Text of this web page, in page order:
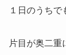
１日のうちで
片目が奥二重